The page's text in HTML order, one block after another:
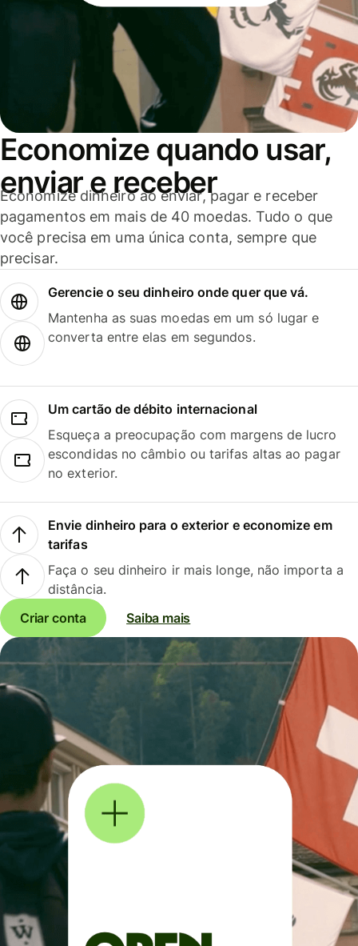
Economize quando usar,
enviar e receber
Economize dinheiro ao enviar, pagar e receber
pagamentos em mais de 40 moedas. Tudo o que
você precisa em uma única conta, sempre que
precisar.
Gerencie o seu dinheiro onde quer que vá.
Mantenha as suas moedas em um só lugar e
converta entre elas em segundos.
Um cartão de débito internacional
Esqueça a preocupação com margens de lucro
escondidas no câmbio ou tarifas altas ao pagar
no exterior.
Envie dinheiro para o exterior e economize em
tarifas
Faça o seu dinheiro ir mais longe, não importa a
distância.
Criar conta
Saiba mais